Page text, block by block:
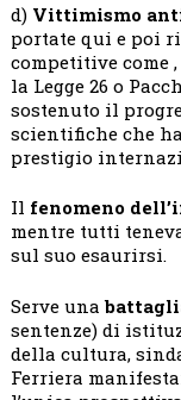
d) Vittimismo
portate qui e poi
competitive come
la Legge 26 o
sostenuto il
scientifiche che
prestigio
Il fenomeno
mentre tutti
sul suo esaurirsi.
Serve una
sentenze) di
della cultura,
Ferriera